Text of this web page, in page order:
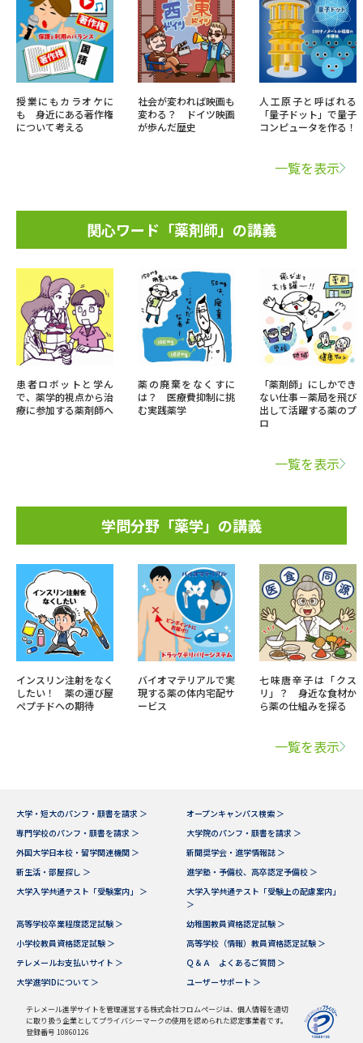
授業にもカラオケに
も 身近にある著作権
について考える
社会が変われば映画も
変わる？ ドイツ映画
が歩んだ歴史
人工原子と呼ばれる
「量子ドット」で量子
コンピュータを作る！
一覧を表示
関心ワード「薬剤師」の講義
患者ロボットと学ん
で、薬学的視点から治
療に参加する薬剤師へ
薬の廃棄をなくすに
は？ 医療費抑制に挑
む実践薬学
「薬剤師」にしかでき
ない仕事－薬局を飛び
出して活躍する薬のプ
ロ
一覧を表示
学問分野「薬学」の講義
インスリン注射をなく
したい！ 薬の運び屋
ぺプチドへの期待
バイオマテリアルで実
現する薬の体内宅配サ
ービス
七味唐辛子は「クス
リ」？ 身近な食材か
ら薬の仕組みを探る
一覧を表示
大学・短大のパンフ・願書を請求 ＞
オープンキャンパス検索 ＞
専門学校のパンフ・願書を請求 ＞
大学院のパンフ・願書を請求 ＞
外国大学日本校・留学関連機関 ＞
新聞奨学会・進学情報誌 ＞
新生活・部屋探し ＞
進学塾・予備校、高卒認定予備校 ＞
大学入学共通テスト「受験案内」 ＞
大学入学共通テスト「受験上の配慮案内」
＞
高等学校卒業程度認定試験 ＞
幼稚園教員資格認定試験 ＞
小学校教員資格認定試験 ＞
高等学校（情報）教員資格認定試験 ＞
テレメールお支払いサイト ＞
Ｑ＆Ａ よくあるご質問 ＞
大学進学IDについて ＞
ユーザーサポート ＞
テレメール進学サイトを管理運営する株式会社フロムページは、個人情報を適切
に取り扱う企業としてプライバシーマークの使用を認められた認定事業者です。
登録番号 10860126